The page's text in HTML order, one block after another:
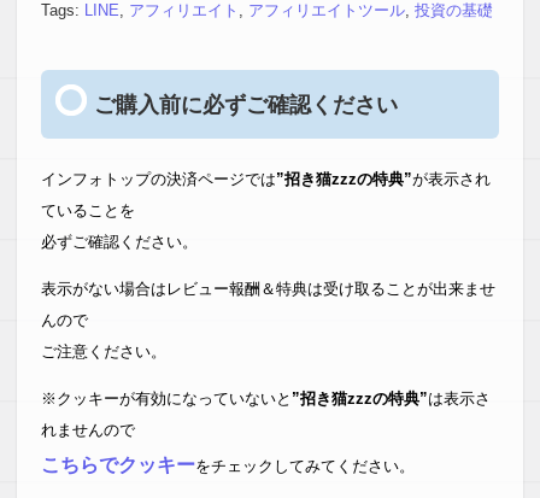
Tags: LINE, アフィリエイト , アフィリエイトツール, 投資の基礎
ご購入前に必ずご確認ください
インフォトップの決済ページでは”招き猫zzzの特典”が表示され
ていることを
必ずご確認ください。
表示がない場合はレビュー報酬＆特典は受け取ることが出来ませ
んので
ご注意ください。
※クッキーが有効になっていないと ”招き猫zzzの特典”は表示さ
れませんので
こちらでクッキーをチェックしてみてください。